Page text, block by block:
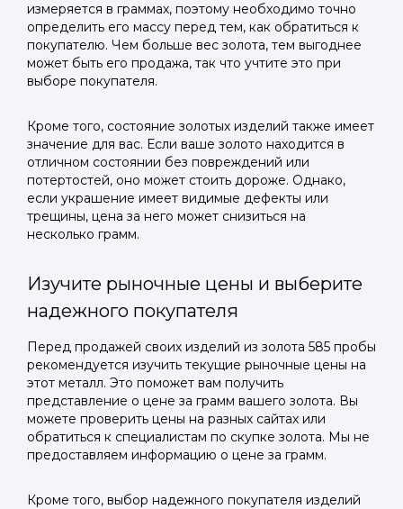
измеряется в граммах, поэтому необходимо точно
определить его массу перед тем, как обратиться к
покупателю. Чем больше вес золота, тем выгоднее
может быть его продажа, так что учтите это при
выборе покупателя.
Кроме того, состояние золотых изделий также имеет
значение для вас. Если ваше золото находится в
отличном состоянии без повреждений или
потертостей, оно может стоить дороже. Однако,
если украшение имеет видимые дефекты или
трещины, цена за него может снизиться на
несколько грамм.
Изучите рыночные цены и выберите
надежного покупателя
Перед продажей своих изделий из золота 585 пробы
рекомендуется изучить текущие рыночные цены на
этот металл. Это поможет вам получить
представление о цене за грамм вашего золота. Вы
можете проверить цены на разных сайтах или
обратиться к специалистам по скупке золота. Мы не
предоставляем информацию о цене за грамм.
Кроме того, выбор надежного покупателя изделий